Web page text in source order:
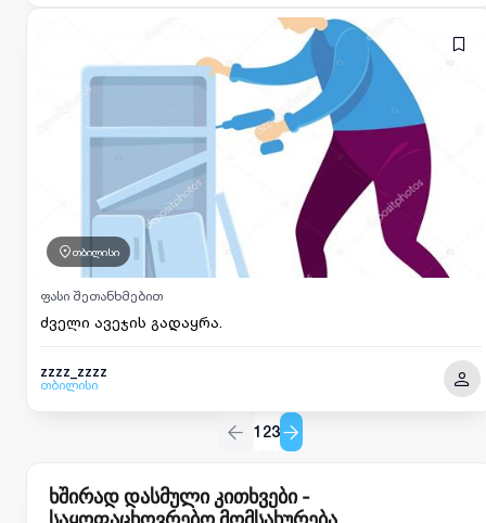
თბილისი
ძველი ავეჯის გადაყრა.
ფასი შეთანხმებით
zzzz_zzzz
თბილისი
1 23
ხშირად დასმული კითხვები -